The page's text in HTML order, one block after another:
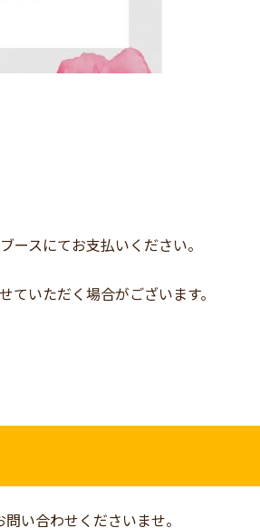
ースにてお支払いください。
いただく場合がございます。
い合わせくださいませ。